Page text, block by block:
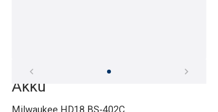
Båndsav håndholdt 18V
Akku
Milwaukee HD18 BS-402C